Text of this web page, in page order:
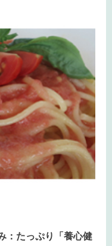
：たっぷり「養心健